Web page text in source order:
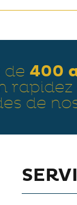
de 400
de